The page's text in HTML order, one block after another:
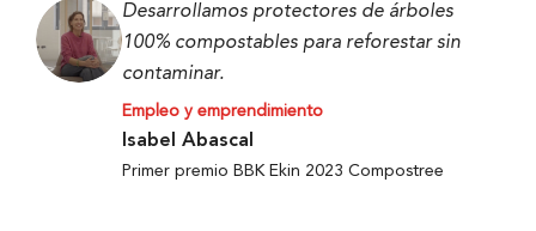
Desarrollamos protectores de árboles
100% compostables para reforestar sin
contaminar.
Empleo y emprendimiento
Isabel Abascal
Primer premio BBK Ekin 2023 Compostree